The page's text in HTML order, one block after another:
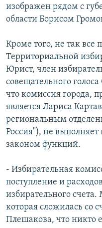
изображен рядом с
области Борисом
Кроме того, не так все
Территориальной
Юрист, член
совещательного голоса
что комиссия города,
является Лариса
региональным
Россия"), не
законом функций.
- Избирательная
поступление и
избирательного
которая сложилась со
Плешакова, что никто